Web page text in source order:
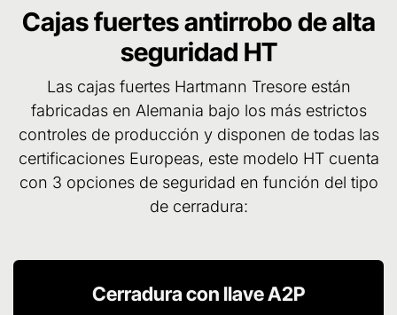
Cajas fuertes antirrobo de alta
seguridad HT
Las cajas fuertes Hartmann Tresore están
fabricadas en Alemania bajo los más estrictos
controles de producción y disponen de todas las
certificaciones Europeas, este modelo HT cuenta
con 3 opciones de seguridad en función del tipo
de cerradura:
Cerradura con llave A2P